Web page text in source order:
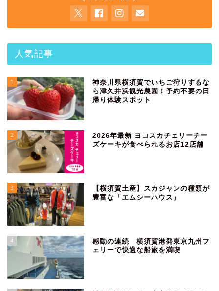
人気記事
1
神奈川県横須賀でいちご狩りするな
ら津久井浜観光農園！予約不要の日
帰り体験スポット
2
2026年最新 ヨコスカチェリーチー
ズケーキが食べられるお店12店舗
3
【横須賀土産】スカジャンの種類が
豊富な「エムシーハウス」
4
感動の連続 横須賀港発東京九州フ
ェリーで快適な船旅を満喫